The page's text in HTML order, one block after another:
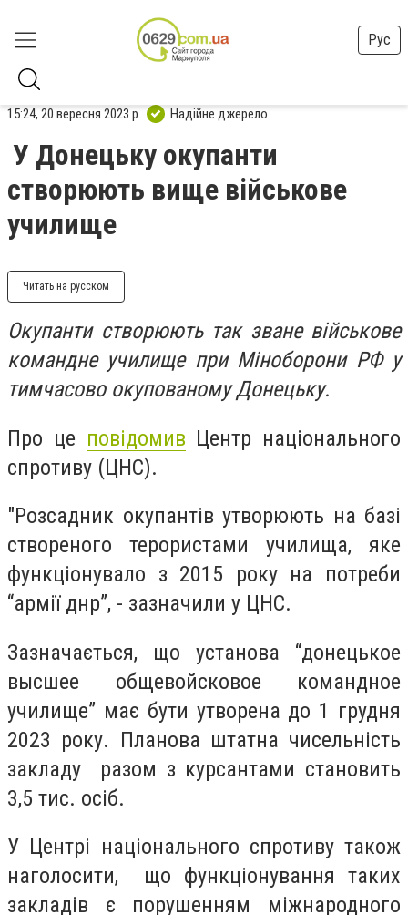
Рус
15:24, 20 вересня 2023 р. Надійне джерело
У Донецьку окупанти
створюють вище військове
училище
Читать на русском
Окупанти створюють так зване військове
командне училище при Міноборони РФ у
тимчасово окупованому Донецьку.
Про це повідомив Центр національного
спротиву (ЦНС).
"Розсадник окупантів утворюють на базі
створеного терористами училища, яке
функціонувало з 2015 року на потреби
“армії днр”, - зазначили у ЦНС.
Зазначається, що установа “донецькое
высшее общевойсковое командное
училище” має бути утворена до 1 грудня
2023 року. Планова штатна чисельність
закладу разом з курсантами становить
3,5 тис. осіб.
У Центрі національного спротиву також
наголосити, що функціонування таких
закладів є порушенням міжнародного